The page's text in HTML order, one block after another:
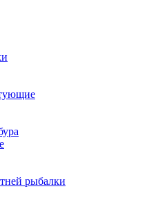
рыбалки